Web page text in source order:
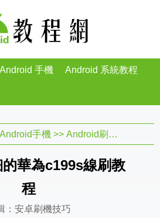
Android 手機 Android 系統教程
Android手機 >> Android刷機教程
華為c199s線刷教
程
：安卓刷機技巧